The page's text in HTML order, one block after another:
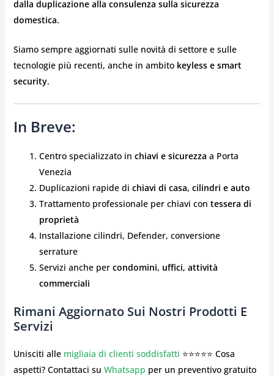
dalla duplicazione alla consulenza sulla sicurezza
domestica.
Siamo sempre aggiornati sulle novità di settore e sulle
tecnologie più recenti, anche in ambito keyless e smart
security.
In Breve:
Centro specializzato in chiavi e sicurezza a Porta
Venezia
Duplicazioni rapide di chiavi di casa, cilindri e auto
Trattamento professionale per chiavi con tessera di
proprietà
Installazione cilindri, Defender, conversione
serrature
Servizi anche per condomini, uffici, attività
commerciali
Rimani Aggiornato Sui Nostri Prodotti E
Servizi
Unisciti alle migliaia di clienti soddisfatti ⭐⭐⭐⭐⭐ Cosa
aspetti? Contattaci su Whatsapp per un preventivo gratuito